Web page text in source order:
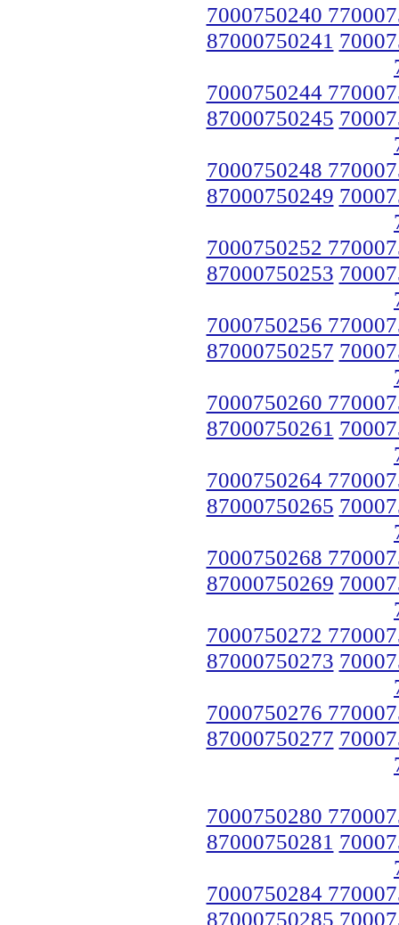
7000750240
87000750241
7000750244
87000750245
7000750248
87000750249
7000750252
87000750253
7000750256
87000750257
7000750260
87000750261
7000750264
87000750265
7000750268
87000750269
7000750272
87000750273
7000750276
87000750277
7000750280
87000750281
7000750284
87000750285